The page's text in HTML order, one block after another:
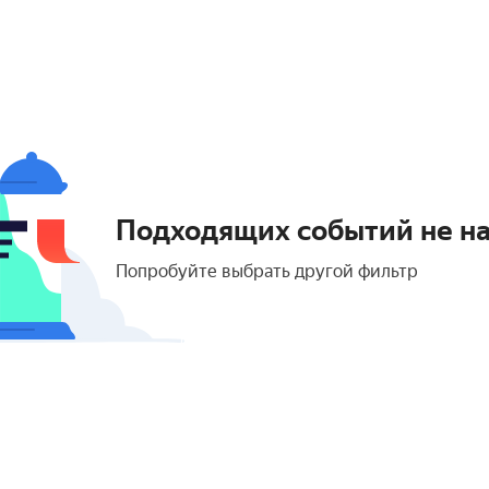
Подходящих событий не
Попробуйте выбрать другой фильтр